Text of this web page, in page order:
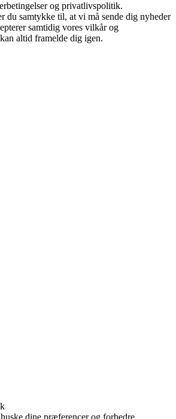
og privatlivspolitik.
du samtykke til, at vi må sende dig nyheder
samtidig vores vilkår og
altid framelde dig igen.